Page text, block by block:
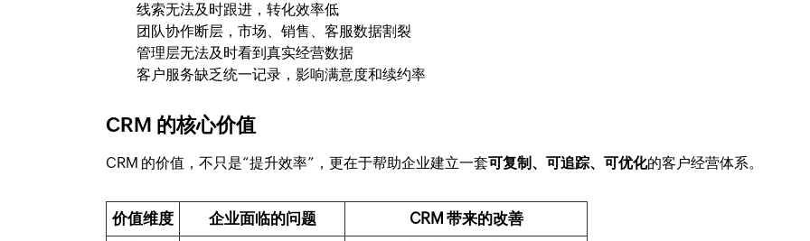
线索无法及时跟进，转化效率低
团队协作断层，市场、销售、客服数据割裂
管理层无法及时看到真实经营数据
客户服务缺乏统一记录，影响满意度和续约率
CRM 的核心价值
CRM 的价值，不只是“提升效率”，更在于帮助企业建立一套可复制、可追踪、可优化的客户经营体系。
价值维度 企业面临的问题
CRM 带来的改善